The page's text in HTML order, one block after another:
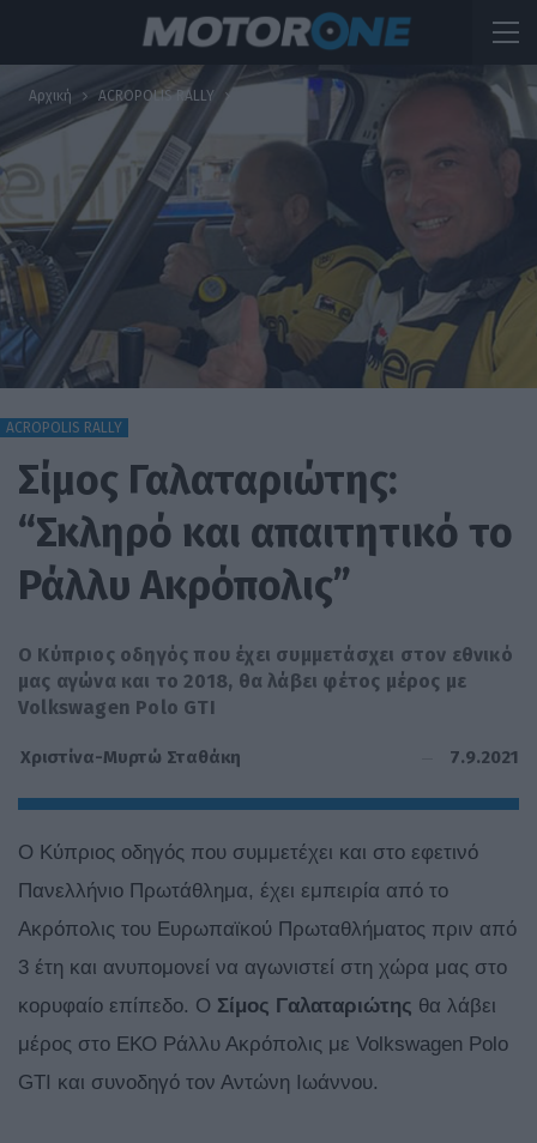
Αρχική ACROPOLIS RALLY
ACROPOLIS RALLY
Σίμος Γαλαταριώτης:
“Σκληρό και απαιτητικό το
Ράλλυ Ακρόπολις”
Ο Κύπριος οδηγός που έχει συμμετάσχει στον εθνικό
μας αγώνα και το 2018, θα λάβει φέτος μέρος με
Volkswagen Polo GTI
Χριστίνα-Μυρτώ Σταθάκη 7.9.2021
Ο Κύπριος οδηγός που συμμετέχει και στο εφετινό
Πανελλήνιο Πρωτάθλημα, έχει εμπειρία από το
Ακρόπολις του Ευρωπαϊκού Πρωταθλήματος πριν από
3 έτη και ανυπομονεί να αγωνιστεί στη χώρα μας στο
κορυφαίο επίπεδο. Ο Σίμος Γαλαταριώτης θα λάβει
μέρος στο ΕΚΟ Ράλλυ Ακρόπολις με Volkswagen Polo
GTI και συνοδηγό τον Αντώνη Ιωάννου.